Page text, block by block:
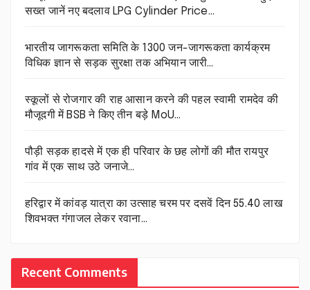
सख्त जानें नए बदलाव LPG Cylinder Price…
भारतीय जागरूकता समिति के 1300 जन-जागरूकता कार्यक्रम
विधिक ज्ञान से सड़क सुरक्षा तक अभियान जारी…
स्कूलों से रोजगार की राह आसान करने की पहल स्वामी रामदेव की
मौजूदगी में BSB ने किए तीन बड़े MoU…
पौड़ी सड़क हादसे में एक ही परिवार के छह लोगों की मौत रायपुर
गांव में एक साथ उठे जनाजे…
हरिद्वार में कांवड़ यात्रा का उत्साह चरम पर दसवें दिन 55.40 लाख
शिवभक्त गंगाजल लेकर रवाना…
Recent Comments